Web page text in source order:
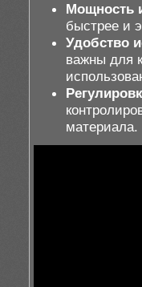
Мощность
быстрее и
Удобство
важны для
материала.